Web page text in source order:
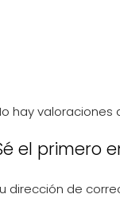
hay valoraciones
el primero
dirección de